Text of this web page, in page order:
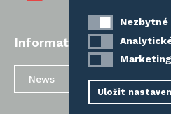
Information
News
Terms and
Conditions /
NezbytnéNezbytné
Analytické a
Marketingové
Uložit